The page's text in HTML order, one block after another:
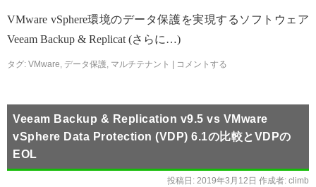
VMware vSphere環境のデータ保護を実現するソフトウェア
Veeam Backup & Replicat (さらに…)
タグ: VMware, データ保護, マルチテナント コメントする
Veeam Backup & Replication v9.5 vs VMware
vSphere Data Protection (VDP) 6.1の比較とVDPの
EOL
投稿日: 2019年3月12日 作成者: climb